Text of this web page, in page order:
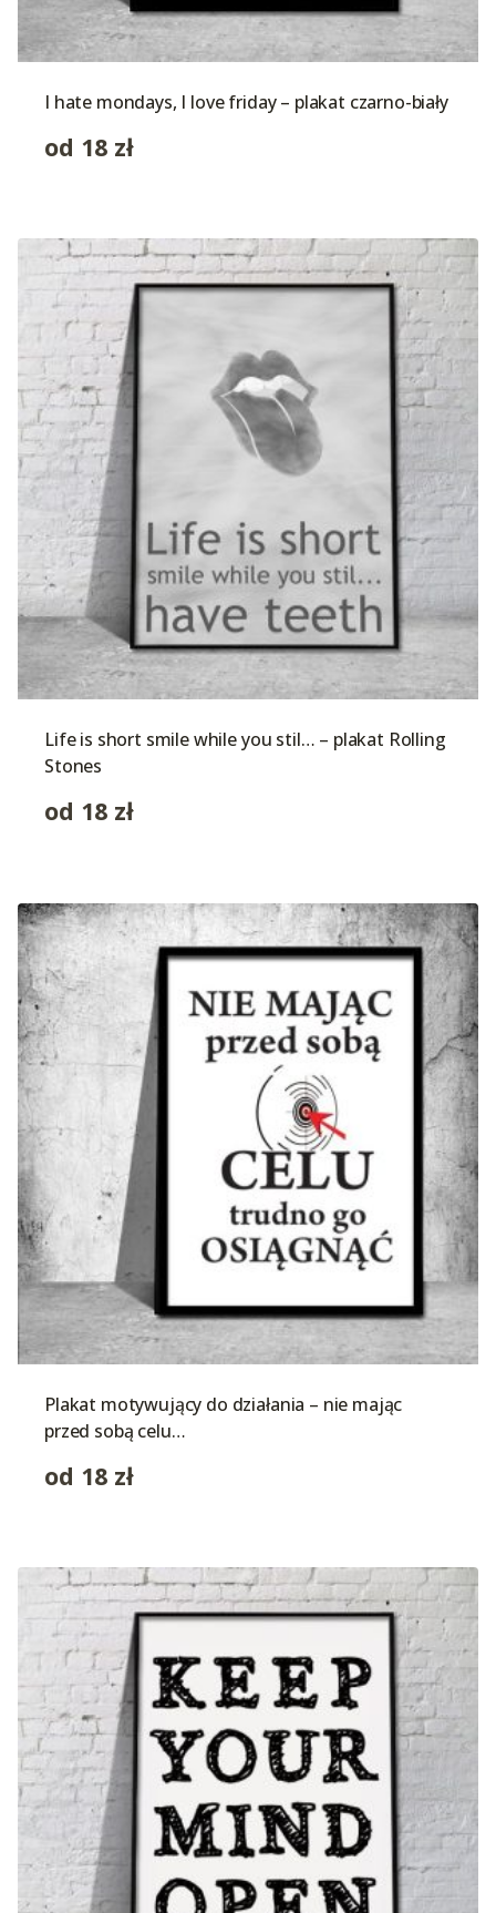
I hate mondays, I love friday – plakat czarno-biały
od 18 zł
Life is short smile while you stil… – plakat Rolling
Stones
od 18 zł
Plakat motywujący do działania – nie mając
przed sobą celu…
od 18 zł